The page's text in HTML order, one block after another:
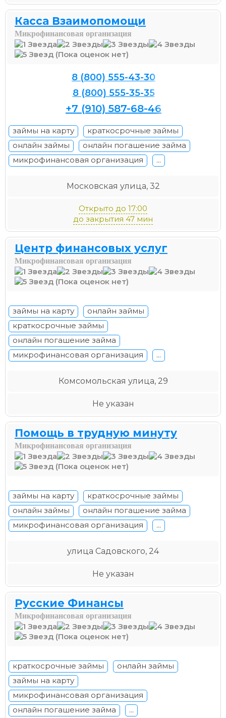
Касса Взаимопомощи
Микрофинансовая организация
(Пока оценок нет)
8 (800) 555-43-30
8 (800) 555-35-35
+7 (910) 587-68-46
займы на карту
краткосрочные займы
онлайн займы
онлайн погашение займа
микрофинансовая организация
...
Московская улица, 32
Открыто до 17:00
до закрытия 47 мин
Центр финансовых услуг
Микрофинансовая организация
(Пока оценок нет)
займы на карту
онлайн займы
краткосрочные займы
онлайн погашение займа
микрофинансовая организация
...
Комсомольская улица, 29
Не указан
Помощь в трудную минуту
Микрофинансовая организация
(Пока оценок нет)
займы на карту
краткосрочные займы
онлайн займы
онлайн погашение займа
микрофинансовая организация
...
улица Садовского, 24
Не указан
Русские Финансы
Микрофинансовая организация
(Пока оценок нет)
краткосрочные займы
онлайн займы
займы на карту
микрофинансовая организация
онлайн погашение займа
...